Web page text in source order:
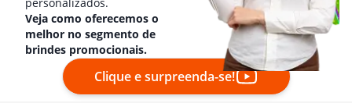
personalizados.
Veja como oferecemos o
melhor no segmento de
brindes promocionais.
Clique e surpreenda-se!